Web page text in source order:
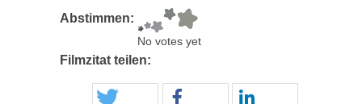
Abstimmen:
No votes yet
Filmzitat teilen: